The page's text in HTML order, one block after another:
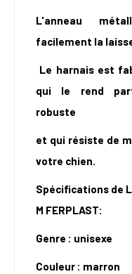
L'anneau
facilement la
Le harnais est
qui le rend
robuste
et qui résiste de
votre chien.
Spécifications de
M FERPLAST:
Genre : unisexe
Couleur : marron